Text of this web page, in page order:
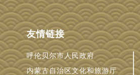
友情链接
呼伦贝尔市人民政府
内蒙古自治区文化和旅游厅